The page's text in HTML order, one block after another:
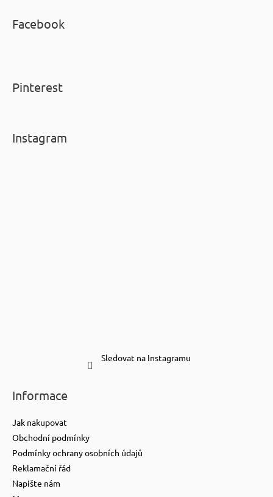
Facebook
Pinterest
Instagram
Sledovat na Instagramu
Informace
Jak nakupovat
Obchodní podmínky
Podmínky ochrany osobních údajů
Reklamační řád
Napište nám